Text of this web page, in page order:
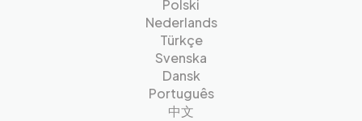
Polski
Nederlands
Türkçe
Svenska
Dansk
Português
中文